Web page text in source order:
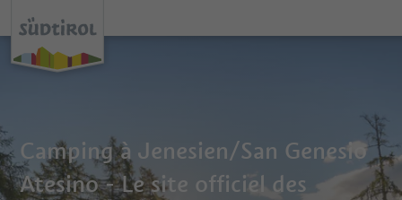
Camping à Jenesien/San Genesio
Atesino - Le site officiel des